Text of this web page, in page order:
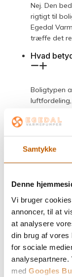
Samtykke
Denne
Vi bruger
annoncer, til at
at analysere
din brug af vores
for sociale
med Googles
Nej. Den
rigtigt til
Egedal
træffe det
Hvad
Boligtypen
montør,
Kan
og
der er det